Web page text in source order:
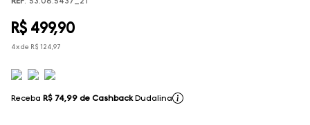
R$ 499,90
4x de R$ 124,97
Receba R$ 74,99 de Cashback Dudalina